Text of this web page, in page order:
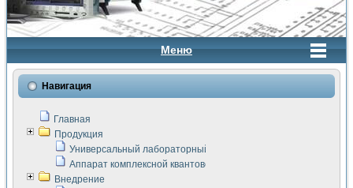
Меню
Навигация
Главная
Продукция
Универсальный лабораторный стенд "Сигнал-USB"
Аппарат комплексной квантовой терапии Интроскан
Внедрение